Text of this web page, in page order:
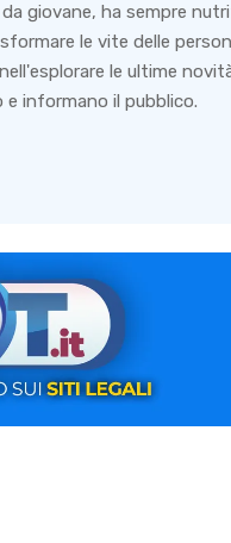
giovane, ha sempre
le vite delle
le ultime
informano il pubblico.